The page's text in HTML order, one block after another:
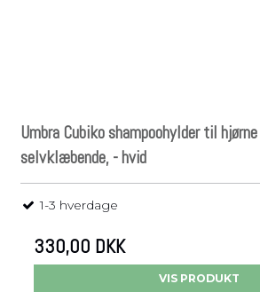
Umbra Cubiko shampoohylder til
selvklæbende, - hvid
1-3 hverdage
330,00 DKK
VIS PRODUKT